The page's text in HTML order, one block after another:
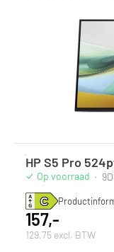
HP S5 Pro
Op voorraad ·
157,-
129,75 excl. BTW